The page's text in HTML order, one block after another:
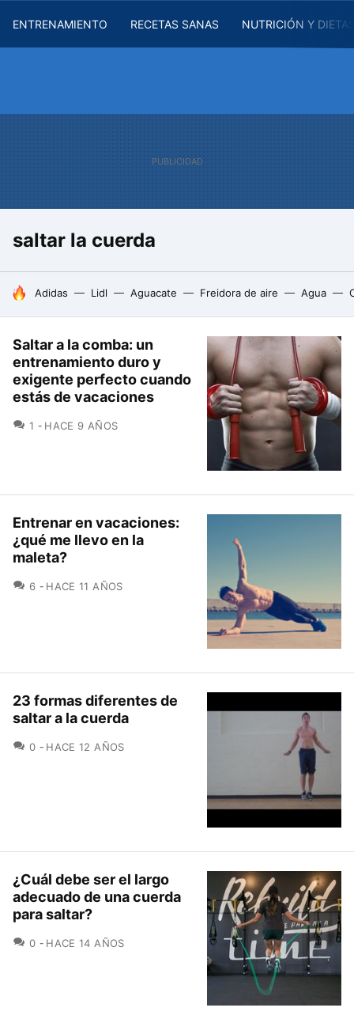
ENTRENAMIENTO RECETAS SANAS NUTRICIÓN Y
saltar la cuerda
HOY SE HABLA DE
Adidas Lidl Aguacate Freidora de aire Agua
Saltar a la comba: un
entrenamiento duro y
exigente perfecto cuando
estás de vacaciones
1 COMENTARIOS
HACE 9 AÑOS
Entrenar en vacaciones:
¿qué me llevo en la
maleta?
6 COMENTARIOS
HACE 11 AÑOS
23 formas diferentes de
saltar a la cuerda
0 COMENTARIOS
HACE 12 AÑOS
¿Cuál debe ser el largo
adecuado de una cuerda
para saltar?
0 COMENTARIOS
HACE 14 AÑOS